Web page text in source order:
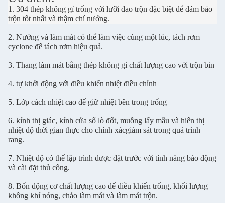
1. 304 thép không gỉ trống với lưỡi dao trộn đặc biệt để đảm bảo
trộn tốt nhất và thậm chí nướng.
2. Nướng và làm mát có thể làm việc cùng một lúc, tách rơm
cyclone để tách rơm hiệu quả.
3. Thang làm mát bằng thép không gỉ chất lượng cao với trộn bin
4. tự khởi động với điều khiển nhiệt điều chỉnh
5. Lớp cách nhiệt cao để giữ nhiệt bên trong trống
6. kính thị giác, kính cửa sổ lò đốt, muỗng lấy mẫu và hiển thị
nhiệt độ thời gian thực cho chính xácgiám sát trong quá trình
rang.
7. Nhiệt độ có thể lập trình được đặt trước với tính năng báo động
và cài đặt thủ công.
8. Bốn động cơ chất lượng cao để điều khiển trống, khối lượng
không khí nóng, chảo làm mát và làm mát trộn.